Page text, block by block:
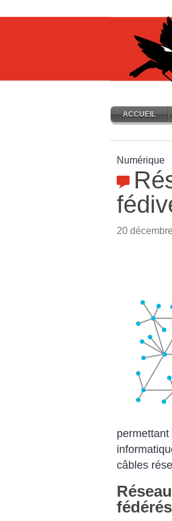
ACCUEIL
Numérique
20
permettant
câbles
fédérés